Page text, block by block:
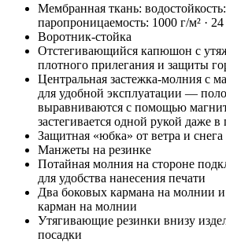
Мембранная ткань:
паропроницаемость: 1000 г/м² · 24
Воротник-стойка
Отстегивающийся капюшон с
плотного прилегания и защиты
Центральная застежка-молния с
для удобной эксплуатации —
выравниваются с помощью
застегивается одной рукой даже в
Защитная «юбка» от ветра и снега
Манжеты на резинке
Потайная молния на стороне
для удобства нанесения печати
Два боковых кармана на молнии
карман на молнии
Утягивающие резинки внизу
посадки